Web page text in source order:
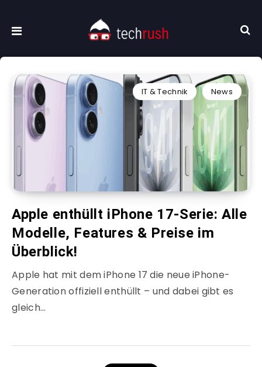
IT & Technik News
Apple enthüllt iPhone 17-Serie: Alle
Modelle, Features & Preise im
Überblick!
Apple hat mit dem iPhone 17 die neue iPhone-
Generation offiziell enthüllt – und dabei gibt es
gleich…